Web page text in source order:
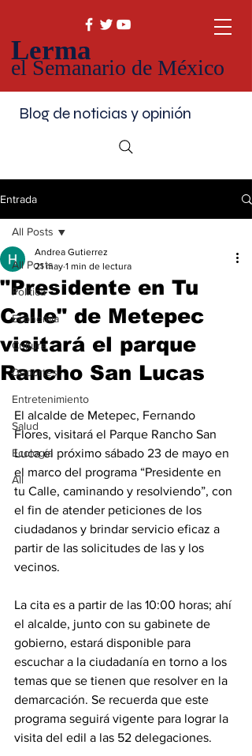
Lerma
el Semanario de México
Blog de noticias y opinión
Entrada
All Posts
Política
Economía
Cultura
Deportes
Entretenimiento
Salud
Ecología
All
All Posts
"Presidente en Tu
Calle" de Metepec
visitará el parque
Rancho San Lucas
Andrea Gutierrez
21 may 1 min de lectura
El alcalde de Metepec, Fernando
Flores, visitará el Parque Rancho San
Luca el próximo sábado 23 de mayo en
el marco del programa “Presidente en
tu Calle, caminando y resolviendo”, con
el fin de atender peticiones de los
ciudadanos y brindar servicio eficaz a
partir de las solicitudes de las y los
vecinos.
La cita es a partir de las 10:00 horas; ahí
el alcalde, junto con su gabinete de
gobierno, estará disponible para
escuchar a la ciudadanía en torno a los
temas que se tienen que resolver en la
demarcación. Se recuerda que este
programa seguirá vigente para lograr la
visita del edil a las 52 delegaciones.